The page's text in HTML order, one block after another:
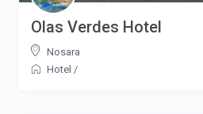
Olas Verdes Hotel
Nosara
Hotel /